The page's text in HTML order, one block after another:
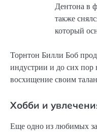
Дентона в
также
который
Торнтон Билли Боб
индустрии и до сих пор
восхищение своим
Хобби и
Еще одно из любимых